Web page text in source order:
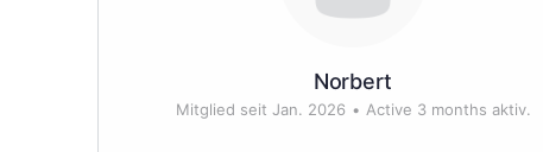
Norbert
Mitglied seit Jan. 2026 • Active 3 months aktiv.